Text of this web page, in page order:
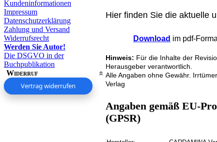
Kundeninformationen
Impressum
Datenschutzerklärung
Zahlung und Versand
Widerrufsrecht
Werden Sie Autor!
Die DSGVO in der
Buchpublikation
Widerruf
Vertrag widerrufen
Hier finden Sie die aktuelle
Download im pdf-
Hinweis: Für die Inhalte der
Herausgeber verantwortlich.
Alle Angaben ohne Gewähr.
Verlag
Angaben gemäß EU-
(GPSR)